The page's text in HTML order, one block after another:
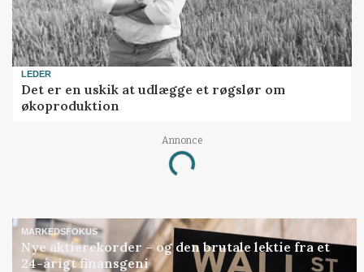
LEDER
Det er en uskik at udlægge et røgslør om
økoproduktion
Annonce
Loading...
MARKEDSFOKUS
Nye aktierekorder – og den brutale lektie fra et
24-årigt finansgeni